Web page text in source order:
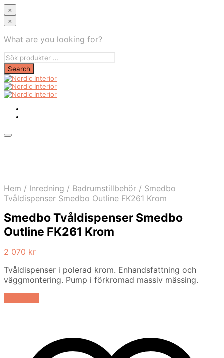
×
×
What are you looking for?
Hem / Inredning / Badrumstillbehör / Smedbo
Tvåldispenser Smedbo Outline FK261 Krom
Smedbo Tvåldispenser Smedbo
Outline FK261 Krom
2 070 kr
Tvåldispenser i polerad krom. Enhandsfattning och
väggmontering. Pump i förkromad massiv mässing.